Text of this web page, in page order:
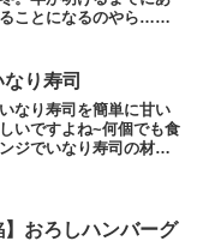
ことになるのやら…少
卵。鶏団子作りから。
150g...
なり寿司
なり寿司を簡単に甘い
いですよね~何個でも食
ジでいなり寿司の材料
に並べ...
】おろしハンバーグ